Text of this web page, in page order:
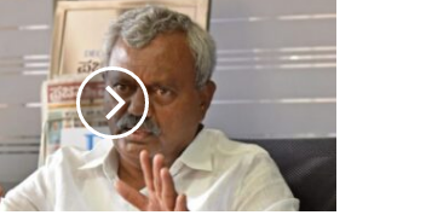
सीईए ने एनसीयूआई जीसी के 15 सदस्यों के चुनाव
को दी मंजूरी
टीएसयू का तेजी से विस्तार, 16 संस्थान संबद्ध; 350
विद्यार्थियों ने लिया प्रवेश